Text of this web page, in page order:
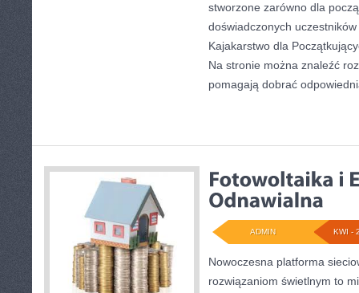
stworzone zarówno dla
doświadczonych uczestników
Kajakarstwo dla
Na stronie można znaleźć
pomagają dobrać
KWI -
ADMIN
Nowoczesna platforma
rozwiązaniom świetlnym to